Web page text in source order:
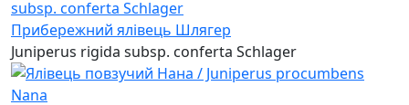
Прибережний ялівець Шлягер
Juniperus rigida subsp. conferta Schlager